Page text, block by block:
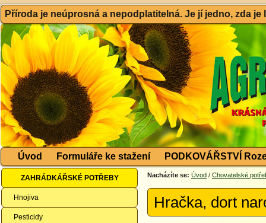
Příroda je neúprosná a nepodplatitelná. Je jí jedno, zda
Úvod Formuláře ke stažení PODKOVÁŘSTVÍ
ZAHRÁDKÁŘSKÉ POTŘEBY
Hnojiva
Pesticidy
Nacházíte se: Úvod / Chovatelské
Hračka, dort